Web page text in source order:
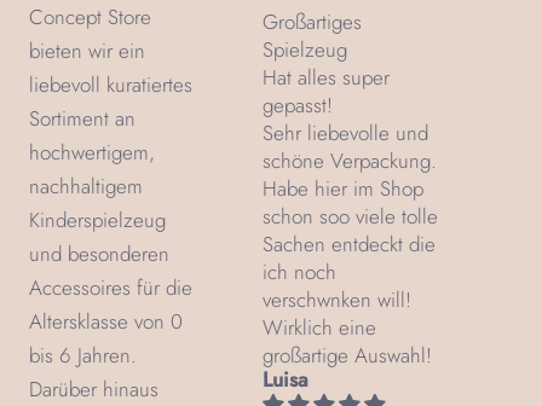
Großartiges
Spielzeug
Hat alles super
gepasst!
Sehr liebevolle und
schöne Verpackung.
Habe hier im Shop
schon soo viele tolle
Sachen entdeckt die
ich noch
verschwnken will!
Wirklich eine
großartige Auswahl!
Luisa
Concept Store
bieten wir ein
liebevoll kuratiertes
Sortiment an
hochwertigem,
nachhaltigem
Kinderspielzeug
und besonderen
Accessoires für die
Altersklasse von 0
bis 6 Jahren.
Darüber hinaus